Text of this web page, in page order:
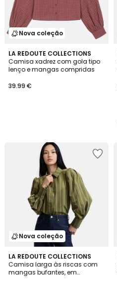
Nova coleção
LA REDOUTE COLLECTIONS
Camisa xadrez com gola tipo
lenço e mangas compridas
39.99 €
Nova coleção
LA REDOUTE COLLECTIONS
Camisa larga às riscas com
mangas bufantes, em